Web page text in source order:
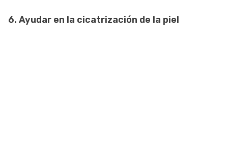
6. Ayudar en la cicatrización de la piel